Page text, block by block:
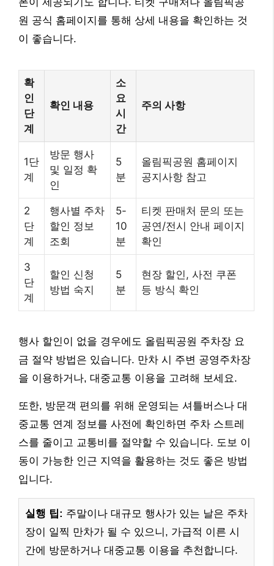
원 공식 홈페이지를 통해 상세 내용을 확인하는 것
이 좋습니다.
확
인
단
계
확인 내용
소
요
시
간
주의 사항
1단
계
방문 행사
및 일정 확
인
5
분
올림픽공원 홈페이지
공지사항 참고
2
단
계
행사별 주차
할인 정보
조회
5-
10
분
티켓 판매처 문의 또는
공연/전시 안내 페이지
확인
3
단
계
할인 신청
방법 숙지
5
분
현장 할인, 사전 쿠폰
등 방식 확인
행사 할인이 없을 경우에도 올림픽공원 주차장 요
금 절약 방법은 있습니다. 만차 시 주변 공영주차장
을 이용하거나, 대중교통 이용을 고려해 보세요.
또한, 방문객 편의를 위해 운영되는 셔틀버스나 대
중교통 연계 정보를 사전에 확인하면 주차 스트레
스를 줄이고 교통비를 절약할 수 있습니다. 도보 이
동이 가능한 인근 지역을 활용하는 것도 좋은 방법
입니다.
실행 팁: 주말이나 대규모 행사가 있는 날은 주차
장이 일찍 만차가 될 수 있으니, 가급적 이른 시
간에 방문하거나 대중교통 이용을 추천합니다.